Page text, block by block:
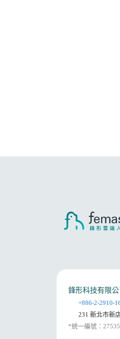
鋒形科技有限
+886-2-2910-
231 新北市新
*統一編號：